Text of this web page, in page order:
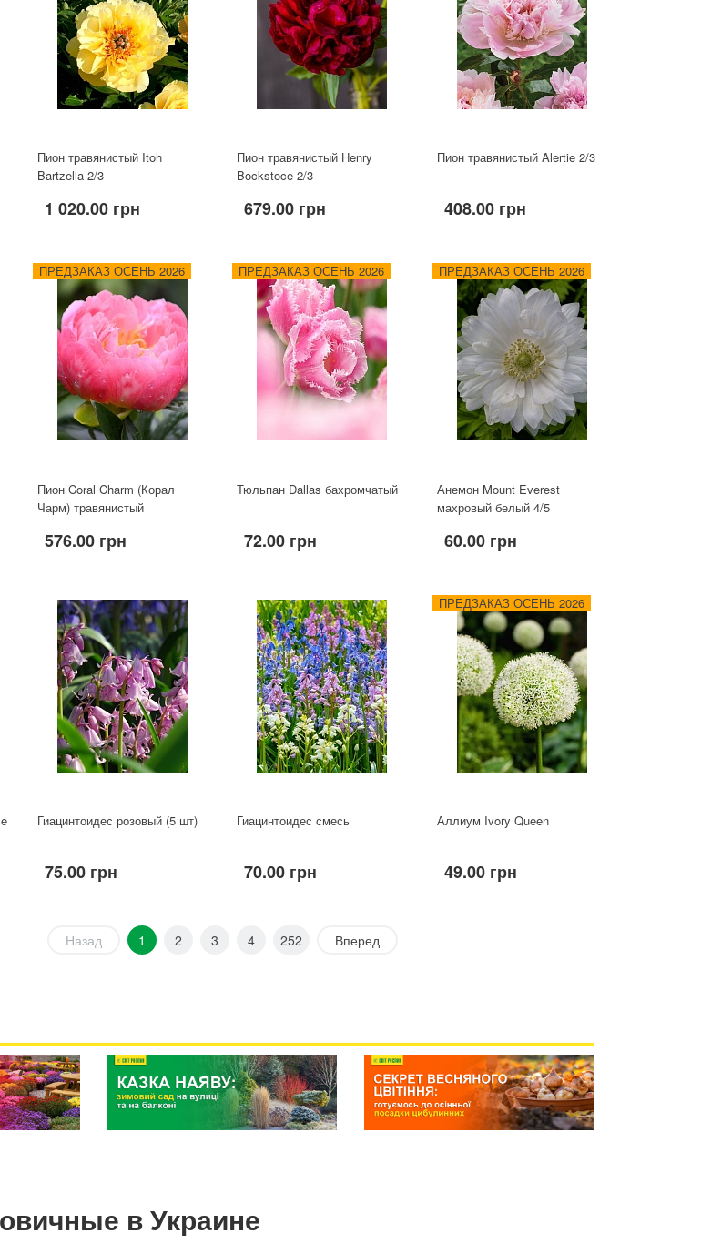
Пион травянистый Itoh
Bartzella 2/3
1 020.00 грн
Пион травянистый Henry
Bockstoce 2/3
679.00 грн
Пион травянистый Alertie 2/3
408.00 грн
ПРЕДЗАКАЗ ОСЕНЬ 2026
Пион Coral Charm (Корал
Чарм) травянистый
576.00 грн
ПРЕДЗАКАЗ ОСЕНЬ 2026
Тюльпан Dallas бахромчатый
72.00 грн
ПРЕДЗАКАЗ ОСЕНЬ 2026
Анемон Mount Everest
махровый белый 4/5
60.00 грн
Гиацинтоидес розовый (5 шт)
75.00 грн
Гиацинтоидес смесь
70.00 грн
ПРЕДЗАКАЗ ОСЕНЬ 2026
Аллиум Ivory Queen
49.00 грн
Назад 1 2 3 4 252 Вперед
в Украине